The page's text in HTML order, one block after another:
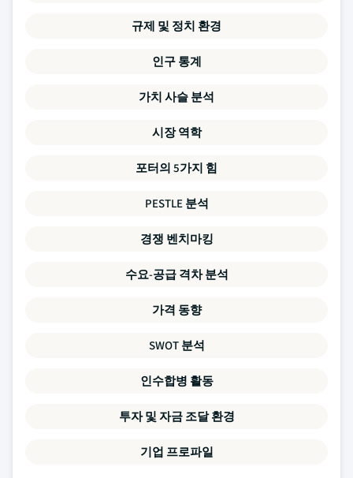
규제 및 정치 환경
인구 통계
가치 사슬 분석
시장 역학
포터의 5가지 힘
PESTLE 분석
경쟁 벤치마킹
수요-공급 격차 분석
가격 동향
SWOT 분석
인수합병 활동
투자 및 자금 조달 환경
기업 프로파일